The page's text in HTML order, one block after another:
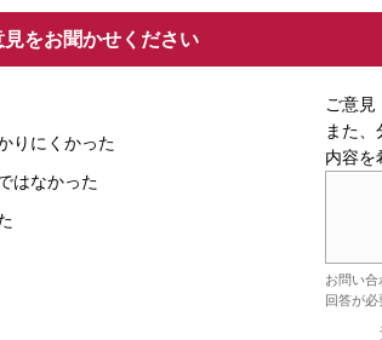
をお聞かせください
りにくかった
はなかった
ご意見
また
内容を
お問い合
回答が